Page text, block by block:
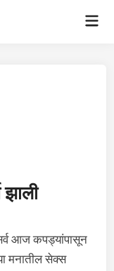
झाली
आज कपड्यांपासून
मनातील सेक्स